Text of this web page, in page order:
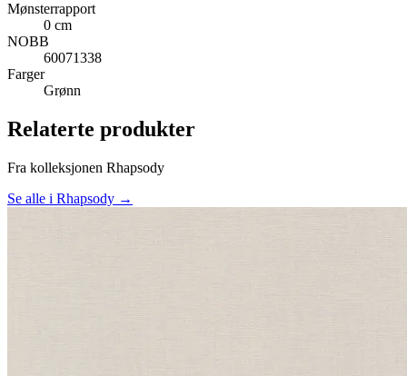
Mønsterrapport
0 cm
NOBB
60071338
Farger
Grønn
Relaterte produkter
Fra kolleksjonen Rhapsody
Se alle i Rhapsody →